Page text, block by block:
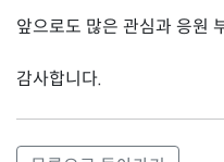
앞으로도 많은 관심과 응원
감사합니다.